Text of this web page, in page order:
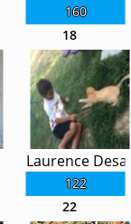
160
18
122
Laurence Desaty
22